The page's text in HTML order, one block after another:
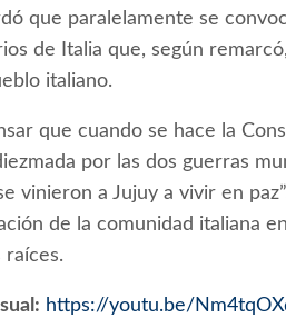
que paralelamente se
de Italia que, según
italiano.
que cuando se hace la
por las dos guerras
vinieron a Jujuy a vivir en
de la comunidad italiana
raíces.
https://youtu.be/